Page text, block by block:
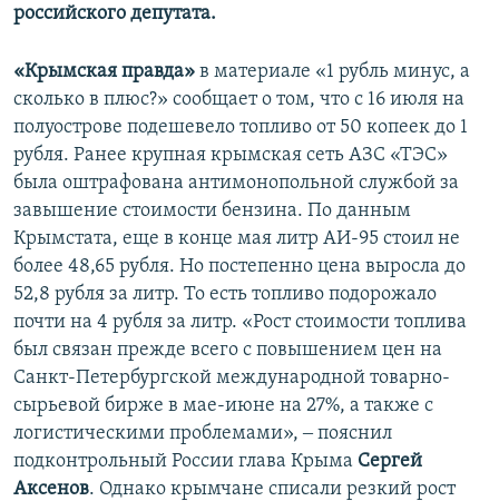
российского депутата.
«Крымская правда» в материале «1 рубль минус, а
сколько в плюс?» сообщает о том, что с 16 июля на
полуострове подешевело топливо от 50 копеек до 1
рубля. Ранее крупная крымская сеть АЗС «ТЭС»
была оштрафована антимонопольной службой за
завышение стоимости бензина. По данным
Крымстата, еще в конце мая литр АИ-95 стоил не
более 48,65 рубля. Но постепенно цена выросла до
52,8 рубля за литр. То есть топливо подорожало
почти на 4 рубля за литр. «Рост стоимости топлива
был связан прежде всего с повышением цен на
Санкт-Петербургской международной товарно-
сырьевой бирже в мае-июне на 27%, а также с
логистическими проблемами», ‒ пояснил
подконтрольный России глава Крыма Сергей
Аксенов. Однако крымчане списали резкий рост